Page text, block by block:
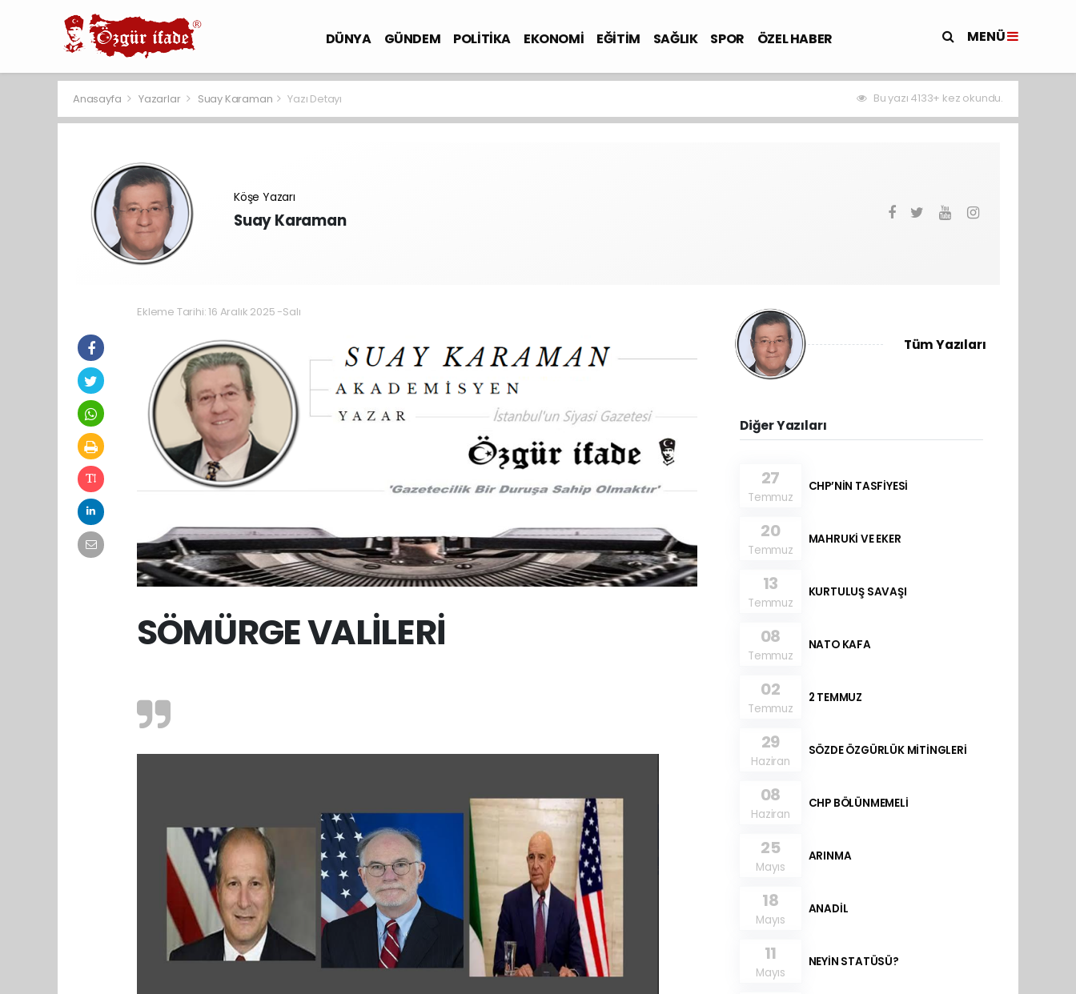
DÜNYA GÜNDEM POLİTİKA EKONOMİ EĞİTİM SAĞLIK SPOR ÖZEL HABER MENÜ
Anasayfa Yazarlar Suay Karaman Yazı Detayı Bu yazı 4133+ kez okundu.
Köşe Yazarı
Suay Karaman
Ekleme Tarihi: 16 Aralık 2025 -Salı
SÖMÜRGE VALİLERİ
Tüm Yazıları
Diğer Yazıları
27
Temmuz
CHP’NİN TASFİYESİ
20
Temmuz
MAHRUKİ VE EKER
13
Temmuz
KURTULUŞ SAVAŞI
08
Temmuz
NATO KAFA
02
Temmuz
2 TEMMUZ
29
Haziran
SÖZDE ÖZGÜRLÜK MİTİNGLERİ
08
Haziran
CHP BÖLÜNMEMELİ
25
Mayıs
ARINMA
18
Mayıs
ANADİL
11
Mayıs
NEYİN STATÜSÜ?